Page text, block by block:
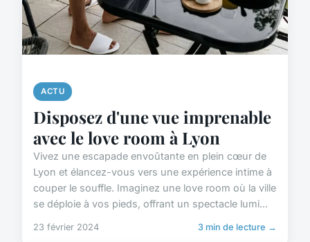
ACTU
Disposez d'une vue imprenable
avec le love room à Lyon
Vivez une escapade envoûtante en plein cœur de
Lyon et élancez-vous vers une expérience intime à
couper le souffle. Imaginez une love room où la ville
se déploie à vos pieds, offrant un spectacle lumi...
23 février 2024 3 min de lecture →